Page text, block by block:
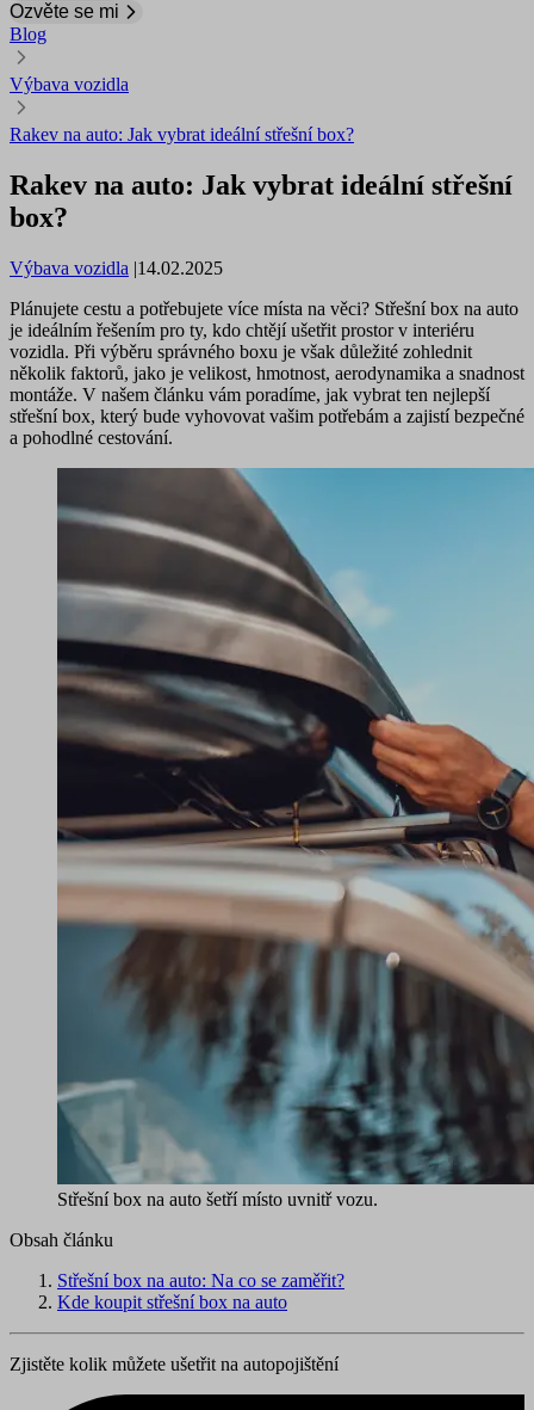
Ozvěte se mi
Blog
Výbava vozidla
Rakev na auto: Jak vybrat ideální střešní box?
Rakev na auto: Jak vybrat ideální střešní
box?
Výbava vozidla |14.02.2025
Plánujete cestu a potřebujete více místa na věci? Střešní box na auto
je ideálním řešením pro ty, kdo chtějí ušetřit prostor v interiéru
vozidla. Při výběru správného boxu je však důležité zohlednit
několik faktorů, jako je velikost, hmotnost, aerodynamika a snadnost
montáže. V našem článku vám poradíme, jak vybrat ten nejlepší
střešní box, který bude vyhovovat vašim potřebám a zajistí bezpečné
a pohodlné cestování.
Střešní box na auto šetří místo uvnitř vozu.
Obsah článku
Střešní box na auto: Na co se zaměřit?
Kde koupit střešní box na auto
Zjistěte kolik můžete ušetřit na autopojištění